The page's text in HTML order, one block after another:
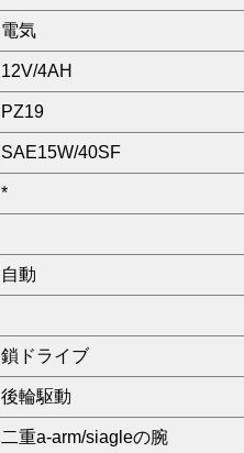
電気
12V/4AH
PZ19
SAE15W/40SF
*
自動
鎖ドライブ
後輪駆動
二重a-arm/siagleの腕